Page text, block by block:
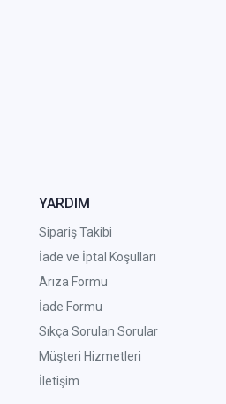
YARDIM
Sipariş Takibi
İade ve İptal Koşulları
Arıza Formu
İade Formu
Sıkça Sorulan Sorular
Müşteri Hizmetleri
İletişim